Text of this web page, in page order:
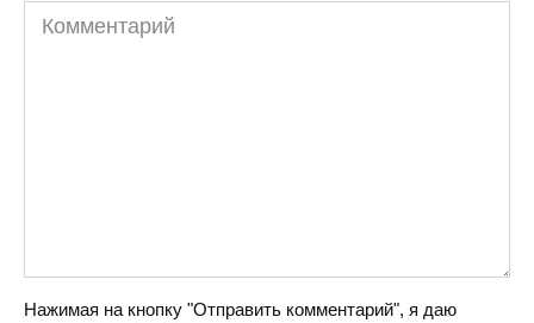
Комментарий
Нажимая на кнопку "Отправить комментарий", я даю